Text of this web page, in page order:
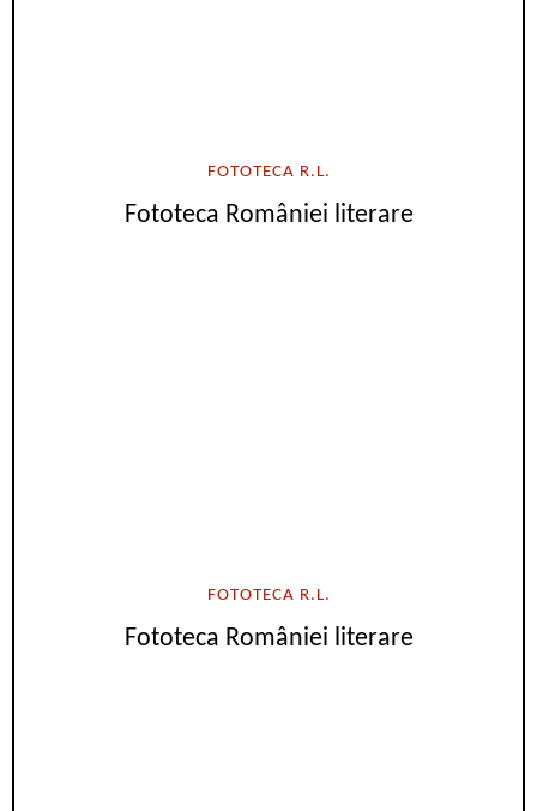
FOTOTECA R.L.
Fototeca României literare
FOTOTECA R.L.
Fototeca României literare